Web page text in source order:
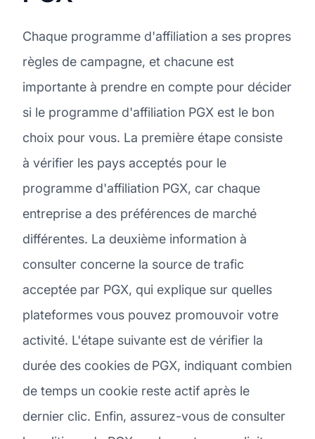
Chaque programme d'affiliation a ses propres
règles de campagne, et chacune est
importante à prendre en compte pour décider
si le programme d'affiliation PGX est le bon
choix pour vous. La première étape consiste
à vérifier les pays acceptés pour le
programme d'affiliation PGX, car chaque
entreprise a des préférences de marché
différentes. La deuxième information à
consulter concerne la source de trafic
acceptée par PGX, qui explique sur quelles
plateformes vous pouvez promouvoir votre
activité. L'étape suivante est de vérifier la
durée des cookies de PGX, indiquant combien
de temps un cookie reste actif après le
dernier clic. Enfin, assurez-vous de consulter